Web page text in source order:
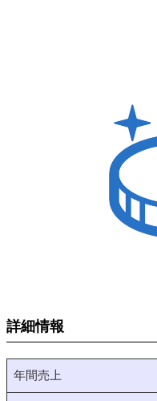
詳細情報
年間売上